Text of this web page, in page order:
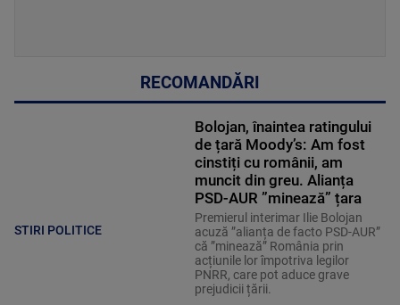
RECOMANDĂRI
STIRI POLITICE
Bolojan, înaintea ratingului
de țară Moody’s: Am fost
cinstiți cu românii, am
muncit din greu. Alianța
PSD-AUR ”minează” țara
Premierul interimar Ilie Bolojan
acuză ”alianța de facto PSD-AUR”
că ”minează” România prin
acțiunile lor împotriva legilor
PNRR, care pot aduce grave
prejudicii țării.